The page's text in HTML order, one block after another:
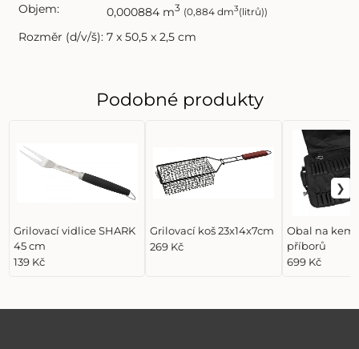
Objem:
0,000884 m3 (0,884 dm3(litrů))
Rozměr (d/v/š): 7 x 50,5 x 2,5 cm
Podobné produkty
Grilovací vidlice SHARK
45 cm
139 Kč
Grilovací koš 23x14x7cm
269 Kč
Obal na
příborů
699 Kč